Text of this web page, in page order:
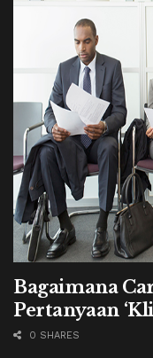
Bagaimana
Pertanyaan
0 SHARES